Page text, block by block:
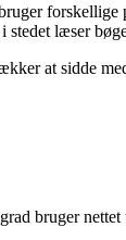
stedet læser
at sidde
bruger